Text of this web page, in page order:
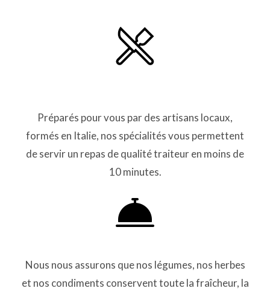
Préparés pour vous par des artisans locaux,
formés en Italie, nos spécialités vous permettent
de servir un repas de qualité traiteur en moins de
10 minutes.
Nous nous assurons que nos légumes, nos herbes
et nos condiments conservent toute la fraîcheur, la